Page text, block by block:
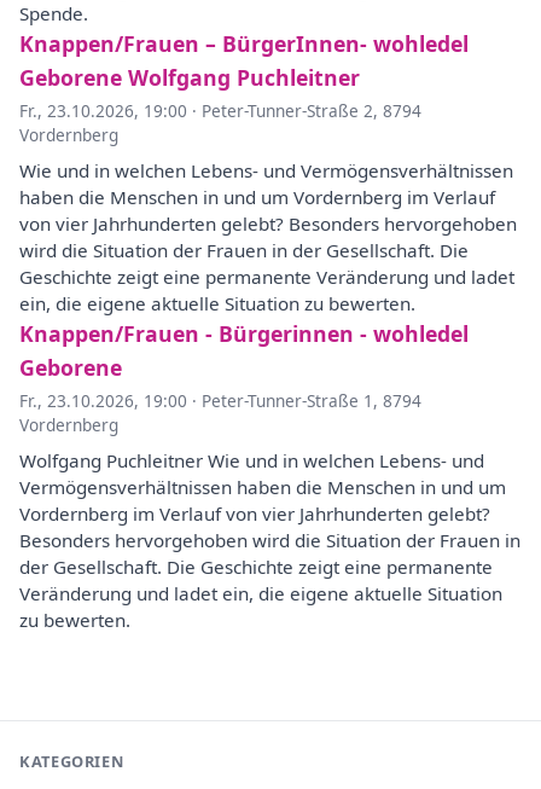
Spende.
Knappen/Frauen – BürgerInnen- wohledel
Geborene Wolfgang Puchleitner
Fr., 23.10.2026, 19:00 · Peter-Tunner-Straße 2, 8794
Vordernberg
Wie und in welchen Lebens- und Vermögensverhältnissen
haben die Menschen in und um Vordernberg im Verlauf
von vier Jahrhunderten gelebt? Besonders hervorgehoben
wird die Situation der Frauen in der Gesellschaft. Die
Geschichte zeigt eine permanente Veränderung und ladet
ein, die eigene aktuelle Situation zu bewerten.
Knappen/Frauen - Bürgerinnen - wohledel
Geborene
Fr., 23.10.2026, 19:00 · Peter-Tunner-Straße 1, 8794
Vordernberg
Wolfgang Puchleitner Wie und in welchen Lebens- und
Vermögensverhältnissen haben die Menschen in und um
Vordernberg im Verlauf von vier Jahrhunderten gelebt?
Besonders hervorgehoben wird die Situation der Frauen in
der Gesellschaft. Die Geschichte zeigt eine permanente
Veränderung und ladet ein, die eigene aktuelle Situation
zu bewerten.
KATEGORIEN